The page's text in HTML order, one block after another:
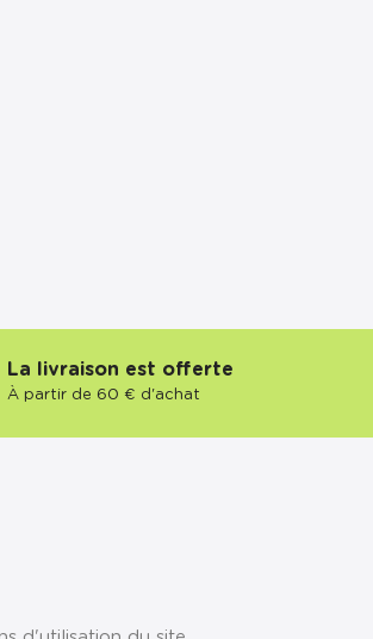
La livraison est offerte
À partir de 60 € d'achat